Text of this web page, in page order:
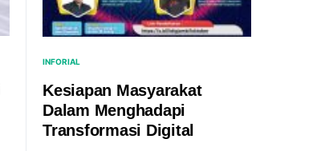
INFORIAL
Kesiapan Masyarakat
Dalam Menghadapi
Transformasi Digital